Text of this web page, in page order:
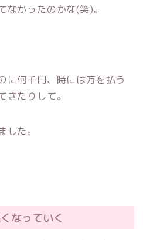
なかったのかな(笑)。
に何千円、時には万を払う
きたりして。
た。
なっていく